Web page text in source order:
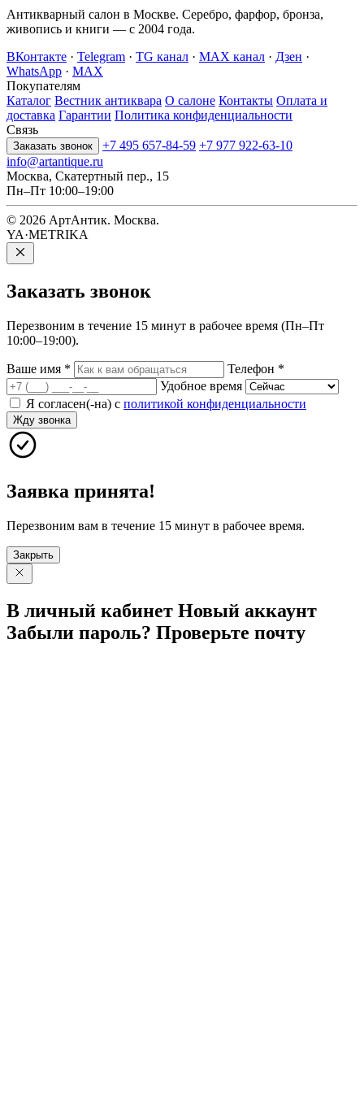
Антикварный салон в Москве. Серебро, фарфор, бронза,
живопись и книги — с 2004 года.
ВКонтакте · Telegram · TG канал · MAX канал · Дзен ·
WhatsApp · MAX
Покупателям
Каталог Вестник антиквара О салоне Контакты Оплата и
доставка Гарантии Политика конфиденциальности
Связь
Заказать звонок +7 495 657-84-59 +7 977 922-63-10
info@artantique.ru
Москва, Скатертный пер., 15
Пн–Пт 10:00–19:00
© 2026 АртАнтик. Москва.
YA·METRIKA
Заказать звонок
Перезвоним в течение 15 минут в рабочее время (Пн–Пт
10:00–19:00).
Ваше имя * Телефон *
Удобное время
Я согласен(-на) с политикой конфиденциальности
Жду звонка
Заявка принята!
Перезвоним вам в течение 15 минут в рабочее время.
Закрыть
В личный кабинет Новый аккаунт
Забыли пароль? Проверьте почту